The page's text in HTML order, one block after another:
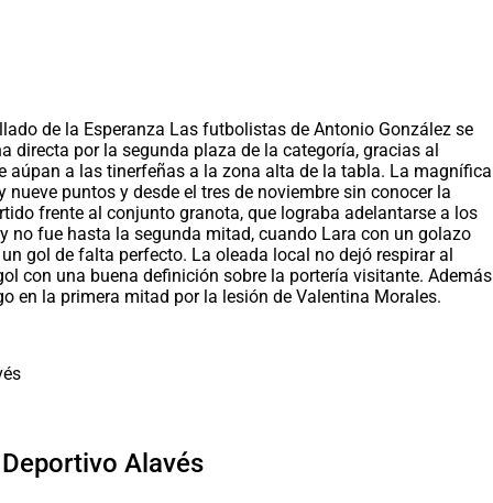
de la Esperanza Las futbolistas de Antonio González se
directa por la segunda plaza de la categoría, gracias al
aúpan a las tinerfeñas a la zona alta de la tabla. La magnífica
puntos y desde el tres de noviembre sin conocer la
frente al conjunto granota, que lograba adelantarse a los
no fue hasta la segunda mitad, cuando Lara con un golazo
gol de falta perfecto. La oleada local no dejó respirar al
con una buena definición sobre la portería visitante. Además
en la primera mitad por la lesión de Valentina Morales.
Alavés